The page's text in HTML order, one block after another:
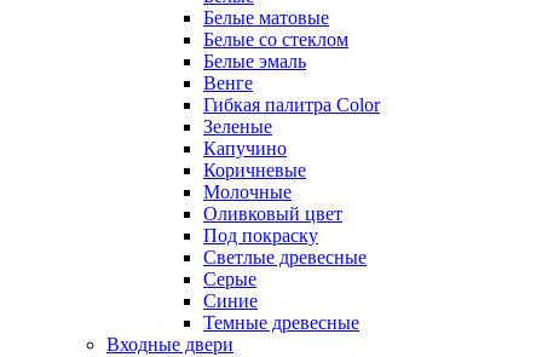
Белые матовые
Белые со стеклом
Белые эмаль
Венге
Гибкая палитра Color
Зеленые
Капучино
Коричневые
Молочные
Оливковый цвет
Под покраску
Светлые древесные
Серые
Синие
Темные древесные
Входные двери